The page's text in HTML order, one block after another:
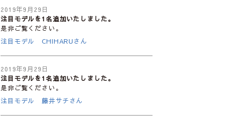
2019年9月29日
注目モデルを1名追加いたしました。
是非ご覧ください。
注目モデル CHIHARUさん
2019年9月29日
注目モデルを1名追加いたしました。
是非ご覧ください。
注目モデル 藤井サチさん